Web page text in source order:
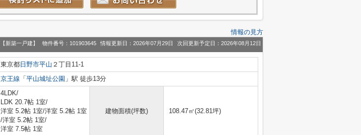
情報の見方
【新築一戸建】 物件番号：101903645 情報更新日：2026年07月29日 次回更新予定日：2026年08月12日
東京都 日野市平山 ２丁目11-1
京王線 「 平山城址公園 」駅 徒歩13分
4LDK/
LDK 20.7帖 1室/
洋室 5.2帖 1室/洋室 5.2帖 1室
/洋室 5.2帖 1室/
洋室 7.5帖 1室
建物面積(坪数) 108.47㎡(32.81坪)